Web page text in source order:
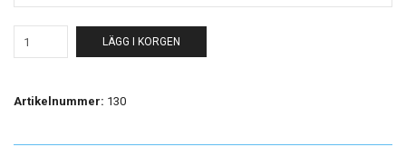
LÄGG I KORGEN
Artikelnummer: 130